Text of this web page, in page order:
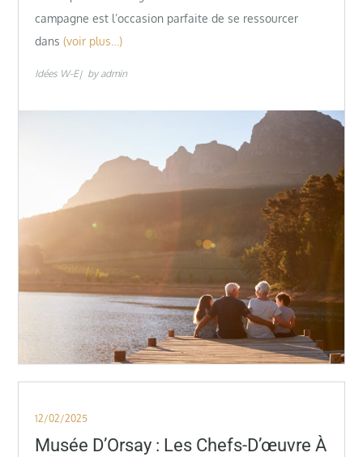
campagne est l’occasion parfaite de se ressourcer
dans (voir plus…)
Idées W-E by admin
Posted
on
12/02/2025
Musée D’Orsay : Les Chefs-D’œuvre À